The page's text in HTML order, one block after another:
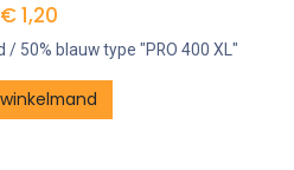
€1,20
/ 50% blauw type "PRO 400 XL"